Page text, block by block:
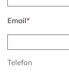
Email*
Telefon